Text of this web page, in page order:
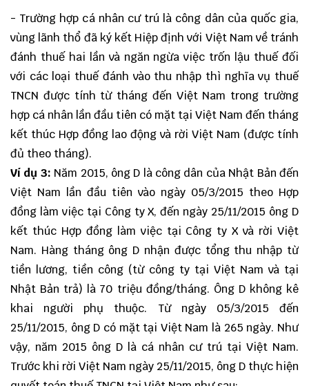
- Trường hợp cá nhân cư trú là công dân của quốc gia,
vùng lãnh thổ đã ký kết Hiệp định với Việt Nam về tránh
đánh thuế hai lần và ngăn ngừa việc trốn lậu thuế đối
với các loại thuế đánh vào thu nhập thì nghĩa vụ thuế
TNCN được tính từ tháng đến Việt Nam trong trường
hợp cá nhân lần đầu tiên có mặt tại Việt Nam đến tháng
kết thúc Hợp đồng lao động và rời Việt Nam (được tính
đủ theo tháng).
Ví dụ 3: Năm 2015, ông D là công dân của Nhật Bản đến
Việt Nam lần đầu tiên vào ngày 05/3/2015 theo Hợp
đồng làm việc tại Công ty X, đến ngày 25/11/2015 ông D
kết thúc Hợp đồng làm việc tại Công ty X và rời Việt
Nam. Hàng tháng ông D nhận được tổng thu nhập từ
tiền lương, tiền công (từ công ty tại Việt Nam và tại
Nhật Bản trả) là 70 triệu đồng/tháng. Ông D không kê
khai người phụ thuộc. Từ ngày 05/3/2015 đến
25/11/2015, ông D có mặt tại Việt Nam là 265 ngày. Như
vậy, năm 2015 ông D là cá nhân cư trú tại Việt Nam.
Trước khi rời Việt Nam ngày 25/11/2015, ông D thực hiện